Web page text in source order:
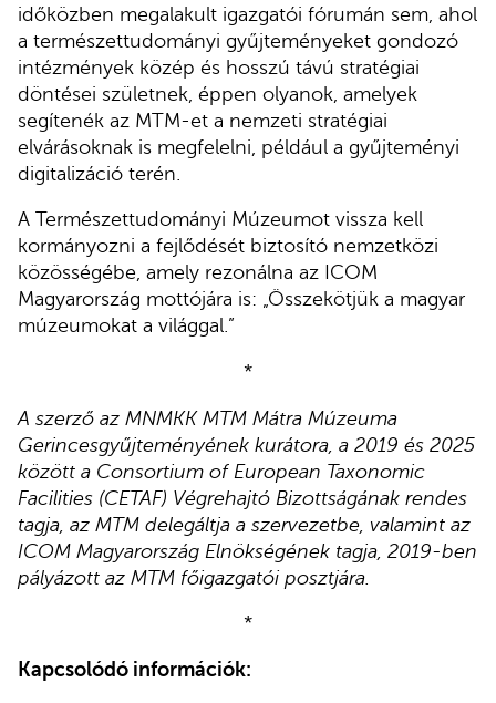
időközben megalakult igazgatói fórumán sem, ahol
a természettudományi gyűjteményeket gondozó
intézmények közép és hosszú távú stratégiai
döntései születnek, éppen olyanok, amelyek
segítenék az MTM-et a nemzeti stratégiai
elvárásoknak is megfelelni, például a gyűjteményi
digitalizáció terén.
A Természettudományi Múzeumot vissza kell
kormányozni a fejlődését biztosító nemzetközi
közösségébe, amely rezonálna az ICOM
Magyarország mottójára is: „Összekötjük a magyar
múzeumokat a világgal.”
*
A szerző az MNMKK MTM Mátra Múzeuma
Gerincesgyűjteményének kurátora, a 2019 és 2025
között a Consortium of European Taxonomic
Facilities (CETAF) Végrehajtó Bizottságának rendes
tagja, az MTM delegáltja a szervezetbe, valamint az
ICOM Magyarország Elnökségének tagja, 2019-ben
pályázott az MTM főigazgatói posztjára.
*
Kapcsolódó információk: